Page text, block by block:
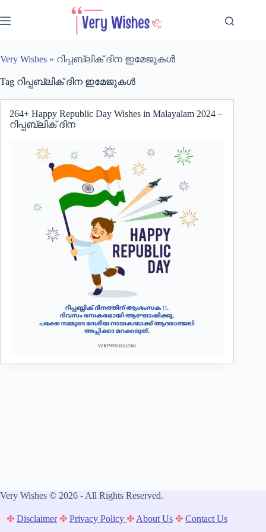
to
content
Very Wishes » റിപ്പബ്ലിക് ദിന ഇമേജുകൾ
Tag റിപ്പബ്ലിക് ദിന ഇമേജുകൾ
264+ Happy Republic Day Wishes in Malayalam 2024 –
റിപ്പബ്ലിക് ദിന
Very Wishes © 2026 - All Rights Reserved.
✤ Disclaimer ✤ Privacy Policy✤ About Us ✤ Contact Us